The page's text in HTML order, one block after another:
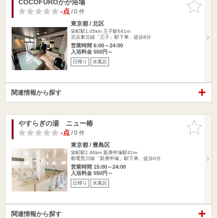
お気に入
りに追加
COCOFUROかが浴場
-点/ 0 件
東京都 / 北区
栄町駅1.05km 王子駅641m
京浜東北線「王子」駅下車、徒歩8分
営業時間 6:00～24:00
入浴料金 550円～
日帰り 水風呂
関連情報から探す
お気に入
りに追加
やすらぎの湯 ニュー椿
-点/ 0 件
東京都 / 豊島区
栄町駅1.46km 新庚申塚駅41m
都電荒川線「新庚申塚」駅下車、徒歩0分
営業時間 15:00～24:00
入浴料金 550円～
日帰り 水風呂
関連情報から探す